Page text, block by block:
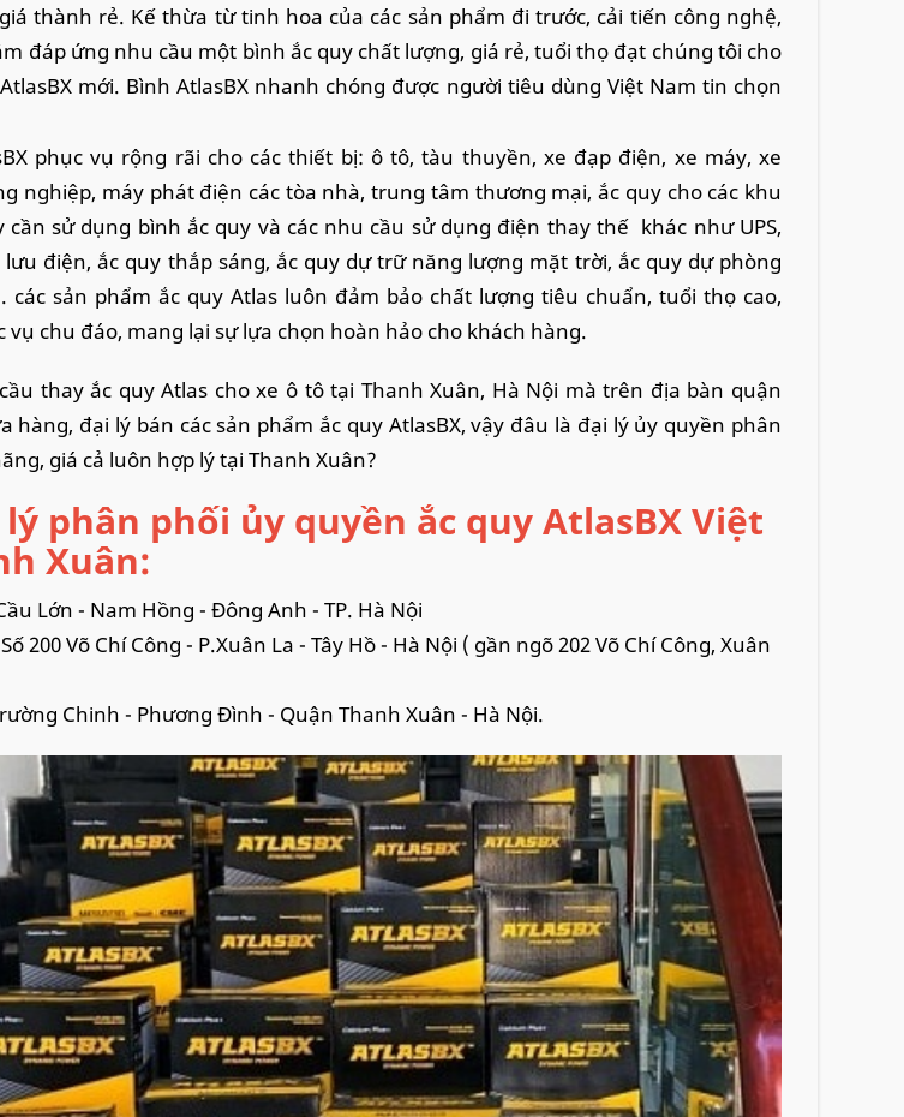
thành rẻ. Kế thừa từ tinh hoa của các sản phẩm đi trước, cải tiến công nghệ,
đáp ứng nhu cầu một bình ắc quy chất lượng, giá rẻ, tuổi thọ đạt chúng tôi cho
mới. Bình AtlasBX nhanh chóng được người tiêu dùng Việt Nam tin chọn
phục vụ rộng rãi cho các thiết bị: ô tô, tàu thuyền, xe đạp điện, xe máy, xe
nghiệp, máy phát điện các tòa nhà, trung tâm thương mại, ắc quy cho các khu
cần sử dụng bình ắc quy và các nhu cầu sử dụng điện thay thế khác như UPS,
điện, ắc quy thắp sáng, ắc quy dự trữ năng lượng mặt trời, ắc quy dự phòng
các sản phẩm ắc quy Atlas luôn đảm bảo chất lượng tiêu chuẩn, tuổi thọ cao,
vụ chu đáo, mang lại sự lựa chọn hoàn hảo cho khách hàng.
thay ắc quy Atlas cho xe ô tô tại Thanh Xuân, Hà Nội mà trên địa bàn quận
hàng, đại lý bán các sản phẩm ắc quy AtlasBX, vậy đâu là đại lý ủy quyền phân
giá cả luôn hợp lý tại Thanh Xuân?
phân phối ủy quyền ắc quy AtlasBX Việt
Xuân:
Lớn - Nam Hồng - Đông Anh - TP. Hà Nội
200 Võ Chí Công - P.Xuân La - Tây Hồ - Hà Nội ( gần ngõ 202 Võ Chí Công, Xuân
Chinh - Phương Đình - Quận Thanh Xuân - Hà Nội.